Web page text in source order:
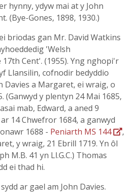
hynny, ydyw mai at y John
(Bye-Gones, 1898, 1930.)
briodas gan Mr. David Watkins
'Welsh
Cent'. (1955). Yng nghopi'r
Llansilin, cofnodir bedyddio
Davies a Margaret, ei wraig, o
(Ganwyd y plentyn 24 Mai 1685,
mab, Edward, a aned 9
14 Chwefror 1684, a ganwyd
1688 - Peniarth MS 144
,
y wraig, 21 Ebrill 1719. Yn ôl
M.B. 41 yn Ll.G.C.) Thomas
ei thad hi.
ar gael am John Davies.